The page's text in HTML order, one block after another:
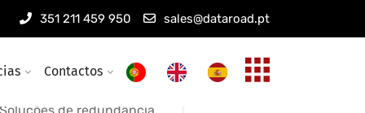
351 211 459 950 sales@dataroad.pt
Contactos
Wireless
Optimização e suporte